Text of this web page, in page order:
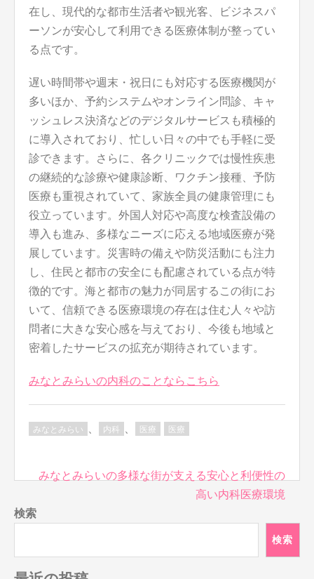
在し、現代的な都市生活者や観光客、ビジネスパ
ーソンが安心して利用できる医療体制が整ってい
る点です。
遅い時間帯や週末・祝日にも対応する医療機関が
多いほか、予約システムやオンライン問診、キャ
ッシュレス決済などのデジタルサービスも積極的
に導入されており、忙しい日々の中でも手軽に受
診できます。さらに、各クリニックでは慢性疾患
の継続的な診療や健康診断、ワクチン接種、予防
医療も重視されていて、家族全員の健康管理にも
役立っています。外国人対応や高度な検査設備の
導入も進み、多様なニーズに応える地域医療が発
展しています。災害時の備えや防災活動にも注力
し、住民と都市の安全にも配慮されている点が特
徴的です。海と都市の魅力が同居するこの街にお
いて、信頼できる医療環境の存在は住む人々や訪
問者に大きな安心感を与えており、今後も地域と
密着したサービスの拡充が期待されています。
みなとみらいの内科のことならこちら
みなとみらい 内科 医療 医療
投
ナ
ビ
ー
みなとみらいの多様な街が支える安心と利便性の
高い内科医療環境
検索
検索